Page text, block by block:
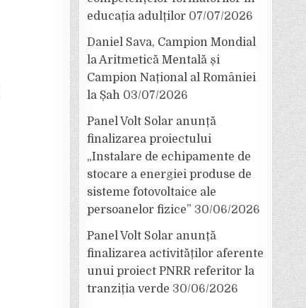
educația adulților 07/07/2026
Daniel Sava, Campion Mondial
la Aritmetică Mentală și
Campion Național al României
la Șah 03/07/2026
Panel Volt Solar anunță
finalizarea proiectului
„Instalare de echipamente de
stocare a energiei produse de
sisteme fotovoltaice ale
persoanelor fizice” 30/06/2026
Panel Volt Solar anunță
finalizarea activităților aferente
unui proiect PNRR referitor la
tranziția verde 30/06/2026